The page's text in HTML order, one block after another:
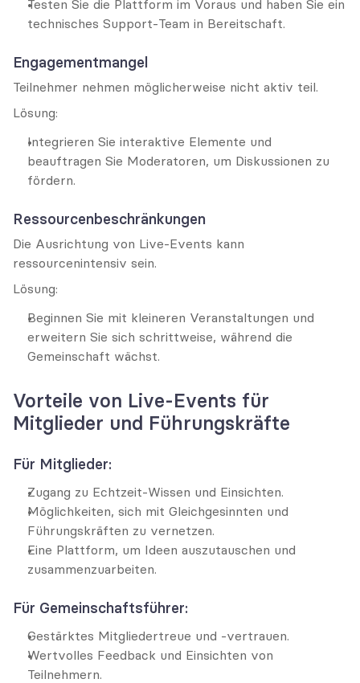
Testen Sie die Plattform im Voraus und haben Sie ein
technisches Support-Team in Bereitschaft.
Engagementmangel
Teilnehmer nehmen möglicherweise nicht aktiv teil.
Lösung:
Integrieren Sie interaktive Elemente und
beauftragen Sie Moderatoren, um Diskussionen zu
fördern.
Ressourcenbeschränkungen
Die Ausrichtung von Live-Events kann
ressourcenintensiv sein.
Lösung:
Beginnen Sie mit kleineren Veranstaltungen und
erweitern Sie sich schrittweise, während die
Gemeinschaft wächst.
Vorteile von Live-Events für
Mitglieder und Führungskräfte
Für Mitglieder:
Zugang zu Echtzeit-Wissen und Einsichten.
Möglichkeiten, sich mit Gleichgesinnten und
Führungskräften zu vernetzen.
Eine Plattform, um Ideen auszutauschen und
zusammenzuarbeiten.
Für Gemeinschaftsführer:
Gestärktes Mitgliedertreue und -vertrauen.
Wertvolles Feedback und Einsichten von
Teilnehmern.